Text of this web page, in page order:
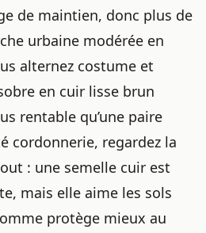
de maintien, donc plus de
urbaine modérée en
alternez costume et
en cuir lisse brun
rentable qu’une paire
cordonnerie, regardez la
: une semelle cuir est
mais elle aime les sols
protège mieux au